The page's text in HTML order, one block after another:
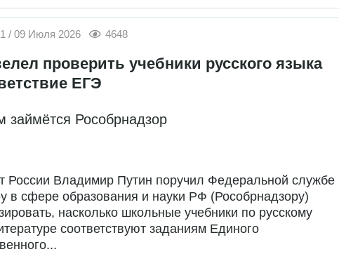
/ 09 Июля 2026 4648
проверить учебники русского языка
ЕГЭ
займётся Рособрнадзор
России Владимир Путин поручил Федеральной службе
в сфере образования и науки РФ (Рособрнадзору)
насколько школьные учебники по русскому
соответствуют заданиям Единого